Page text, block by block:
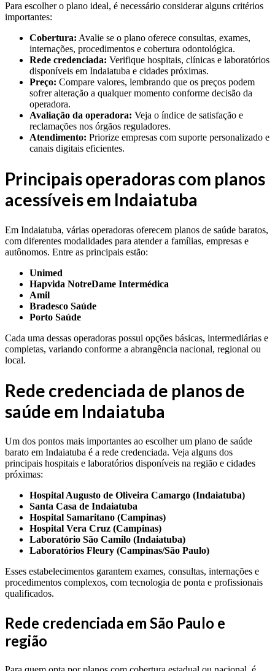
Para escolher o plano ideal, é necessário considerar alguns critérios
importantes:
Cobertura: Avalie se o plano oferece consultas, exames,
internações, procedimentos e cobertura odontológica.
Rede credenciada: Verifique hospitais, clínicas e laboratórios
disponíveis em Indaiatuba e cidades próximas.
Preço: Compare valores, lembrando que os preços podem
sofrer alteração a qualquer momento conforme decisão da
operadora.
Avaliação da operadora: Veja o índice de satisfação e
reclamações nos órgãos reguladores.
Atendimento: Priorize empresas com suporte personalizado e
canais digitais eficientes.
Principais operadoras com planos
acessíveis em Indaiatuba
Em Indaiatuba, várias operadoras oferecem planos de saúde baratos,
com diferentes modalidades para atender a famílias, empresas e
autônomos. Entre as principais estão:
Unimed
Hapvida NotreDame Intermédica
Amil
Bradesco Saúde
Porto Saúde
Cada uma dessas operadoras possui opções básicas, intermediárias e
completas, variando conforme a abrangência nacional, regional ou
local.
Rede credenciada de planos de
saúde em Indaiatuba
Um dos pontos mais importantes ao escolher um plano de saúde
barato em Indaiatuba é a rede credenciada. Veja alguns dos
principais hospitais e laboratórios disponíveis na região e cidades
próximas:
Hospital Augusto de Oliveira Camargo (Indaiatuba)
Santa Casa de Indaiatuba
Hospital Samaritano (Campinas)
Hospital Vera Cruz (Campinas)
Laboratório São Camilo (Indaiatuba)
Laboratórios Fleury (Campinas/São Paulo)
Esses estabelecimentos garantem exames, consultas, internações e
procedimentos complexos, com tecnologia de ponta e profissionais
qualificados.
Rede credenciada em São Paulo e
região